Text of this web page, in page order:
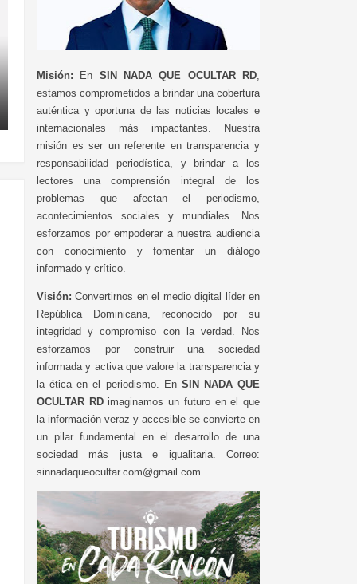
Misión: En SIN NADA QUE OCULTAR RD
estamos comprometidos a brindar una cobertura
auténtica y oportuna de las noticias locales e
internacionales más impactantes. Nuestra
misión es ser un referente en transparencia y
responsabilidad periodística, y brindar a los
lectores una comprensión integral de los
problemas que afectan el periodismo,
acontecimientos sociales y mundiales. Nos
esforzamos por empoderar a nuestra audiencia
con conocimiento y fomentar un diálogo
informado y crítico.
Visión: Convertirnos en el medio digital líder en
República Dominicana, reconocido por su
integridad y compromiso con la verdad. Nos
esforzamos por construir una sociedad
informada y activa que valore la transparencia y
la ética en el periodismo. En SIN NADA QUE
OCULTAR RDimaginamos un futuro en el que
la información veraz y accesible se convierte en
un pilar fundamental en el desarrollo de una
sociedad más justa e igualitaria. Correo:
sinnadaqueocultar.com@gmail.com